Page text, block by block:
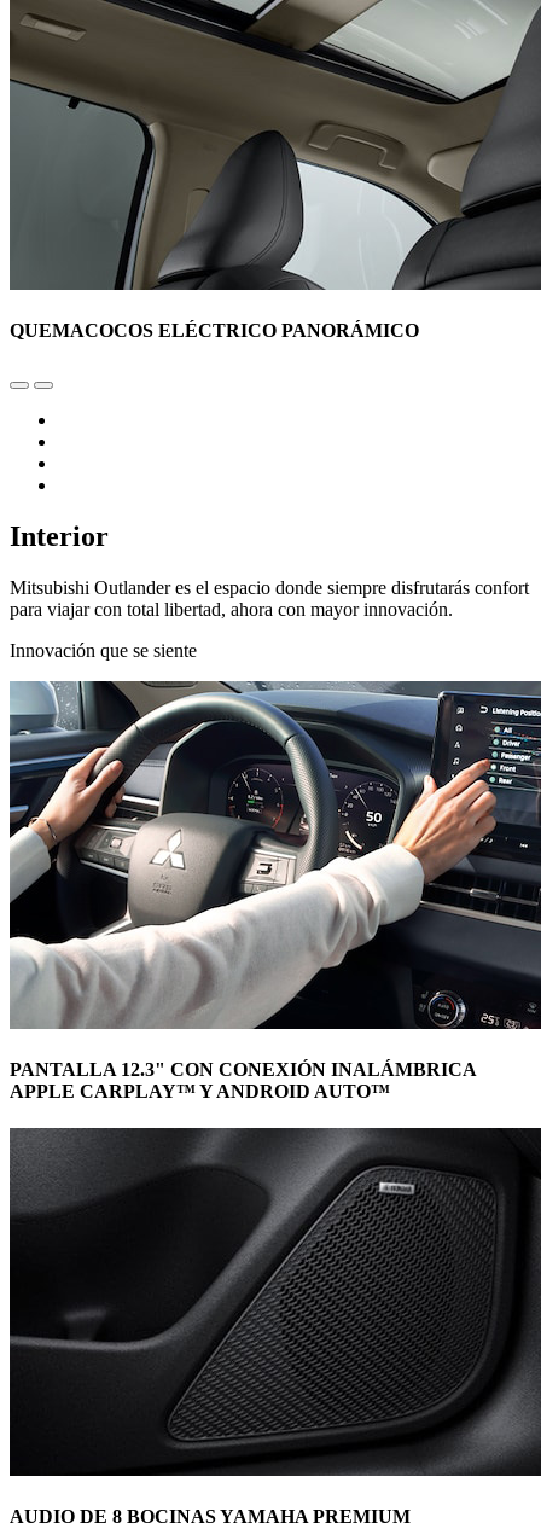
QUEMACOCOS ELÉCTRICO PANORÁMICO
Interior
Mitsubishi Outlander es el espacio donde siempre disfrutarás confort
para viajar con total libertad, ahora con mayor innovación.
Innovación que se siente
PANTALLA 12.3" CON CONEXIÓN INALÁMBRICA
APPLE CARPLAY™ Y ANDROID AUTO™
AUDIO DE 8 BOCINAS YAMAHA PREMIUM